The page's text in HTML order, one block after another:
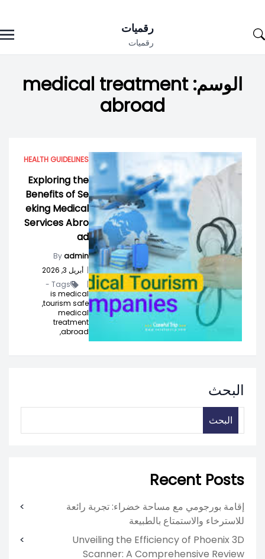
to
رقميات
رقميات
الوسم:medical treatment
abroad
HEALTH GUIDELINES
Exploring the
Benefits of Se
eking Medical
Services Abro
ad
Byadmin
| أبريل 3, 2026
|
Tags -
is medical
tourism safe,
medical
treatment
abroad,
البحث
البحث
Recent Posts
إقامة بورجومي مع مساحة خضراء: تجربة رائعة
للاسترخاء والاستمتاع بالطبيعة
Unveiling the Efficiency of Phoenix 3D
Scanner: A Comprehensive Review